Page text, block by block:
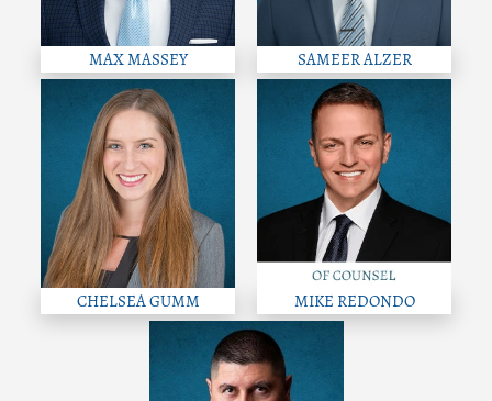
MAX MASSEY SAMEER ALZER
CHELSEA GUMM MIKE REDONDO